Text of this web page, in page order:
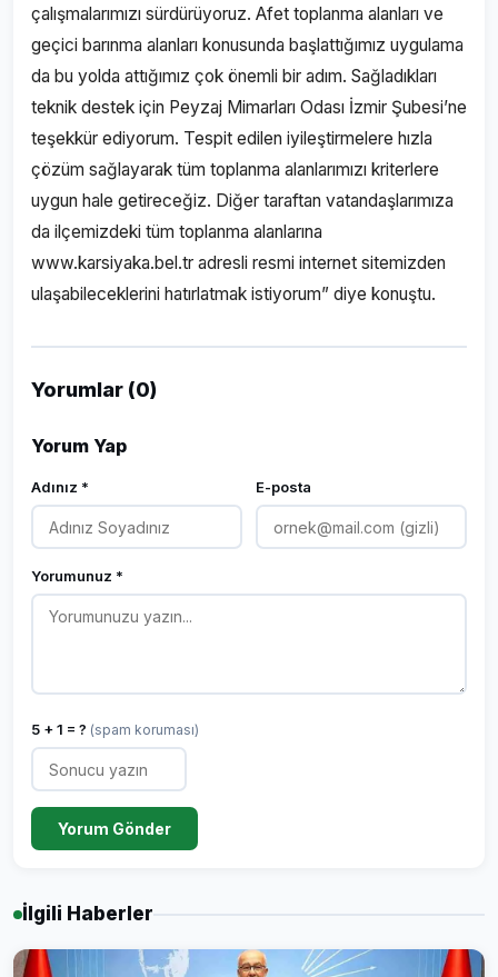
çalışmalarımızı sürdürüyoruz. Afet toplanma alanları ve
geçici barınma alanları konusunda başlattığımız uygulama
da bu yolda attığımız çok önemli bir adım. Sağladıkları
teknik destek için Peyzaj Mimarları Odası İzmir Şubesi’ne
teşekkür ediyorum. Tespit edilen iyileştirmelere hızla
çözüm sağlayarak tüm toplanma alanlarımızı kriterlere
uygun hale getireceğiz. Diğer taraftan vatandaşlarımıza
da ilçemizdeki tüm toplanma alanlarına
www.karsiyaka.bel.tr adresli resmi internet sitemizden
ulaşabileceklerini hatırlatmak istiyorum” diye konuştu.
Yorumlar (0)
Yorum Yap
Adınız * E-posta
Yorumunuz *
5 + 1 = ? (spam koruması)
Yorum Gönder
İlgili Haberler